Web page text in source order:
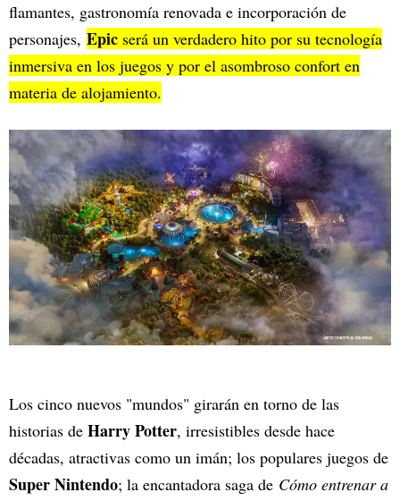
flamantes, gastronomía renovada e incorporación de
personajes, Epic será un verdadero hito por su tecnología
inmersiva en los juegos y por el asombroso confort en
materia de alojamiento.
Los cinco nuevos "mundos" girarán en torno de las
historias de Harry Potter, irresistibles desde hace
décadas, atractivas como un imán; los populares juegos de
Super Nintendo; la encantadora saga de Cómo entrenar a